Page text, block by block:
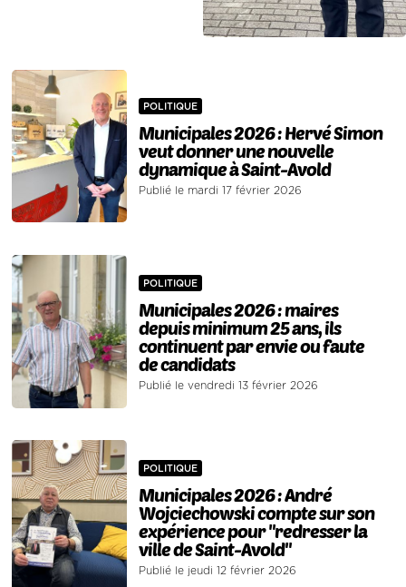
POLITIQUE
Municipales 2026 : Hervé Simon
veut donner une nouvelle
dynamique à Saint-Avold
Publié le mardi 17 février 2026
POLITIQUE
Municipales 2026 : maires
depuis minimum 25 ans, ils
continuent par envie ou faute
de candidats
Publié le vendredi 13 février 2026
POLITIQUE
Municipales 2026 : André
Wojciechowski compte sur son
expérience pour "redresser la
ville de Saint-Avold"
Publié le jeudi 12 février 2026